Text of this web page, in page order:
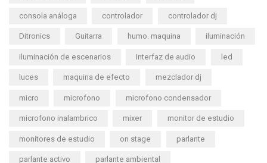
consola análoga controlador controlador dj
Ditronics Guitarra humo. maquina iluminación
iluminación de escenarios Interfaz de audio led
luces maquina de efecto mezclador dj
micro microfono microfono condensador
microfono inalambrico mixer monitor de estudio
monitores de estudio on stage parlante
parlante activo parlante ambiental